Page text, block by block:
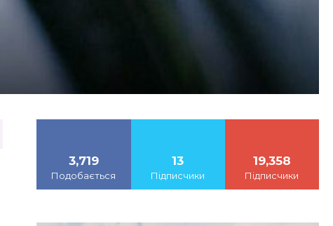
3,719
Подобається
13
Підписчики
19,358
Підписчики